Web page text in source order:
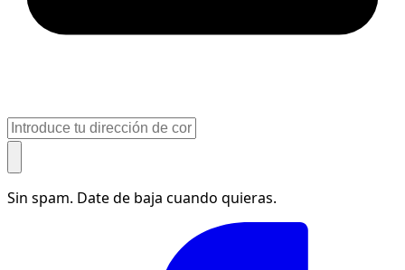
Sin spam. Date de baja cuando quieras.